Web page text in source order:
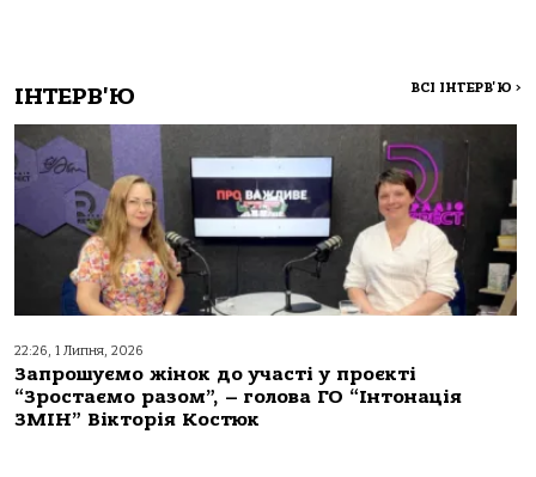
ІНТЕРВ'Ю ВСІ ІНТЕРВ'Ю >
22:26, 1 Липня, 2026
Запрошуємо жінок до участі у проєкті
“Зростаємо разом”, – голова ГО “Інтонація
ЗМІН” Вікторія Костюк